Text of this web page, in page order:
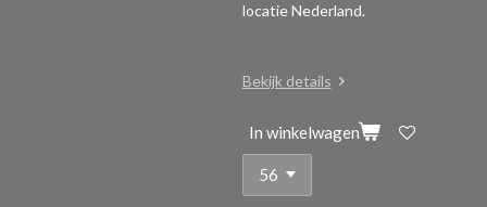
locatie Nederland.
Bekijk details
In winkelwagen